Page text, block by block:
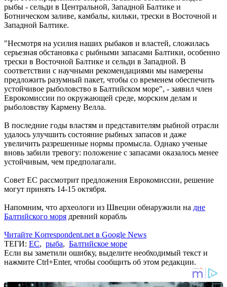
рыбы - сельди в Центральной, Западной Балтике и
Ботническом заливе, камбалы, кильки, трески в Восточной и
Западной Балтике.
"Несмотря на усилия наших рыбаков и властей, сложилась
серьезная обстановка с рыбными запасами Балтики, особенно
трески в Восточной Балтике и сельди в Западной. В
соответствии с научными рекомендациями мы намерены
предложить разумный пакет, чтобы со временем обеспечить
устойчивое рыболовство в Балтийском море", - заявил член
Еврокомиссии по окружающей среде, морским делам и
рыболовству Кармену Велла.
В последние годы властям и представителям рыбной отрасли
удалось улучшить состояние рыбных запасов и даже
увеличить разрешенные нормы промысла. Однако ученые
вновь забили тревогу: положение с запасами оказалось менее
устойчивым, чем предполагали.
Совет ЕС рассмотрит предложения Еврокомиссии, решение
могут принять 14-15 октября.
Напомним, что археологи из Швеции обнаружили на дне
Балтийского моря древний корабль
Читайте Korrespondent.net в Google News
ТЕГИ: ЕС, рыба, Балтийское море
Если вы заметили ошибку, выделите необходимый текст и
нажмите Ctrl+Enter, чтобы сообщить об этом редакции.